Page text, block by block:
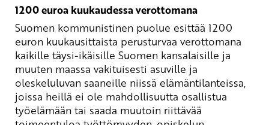
1200 euroa kuukaudessa verottomana
Suomen kommunistinen puolue esittää 1200
euron kuukausittaista perusturvaa verottomana
kaikille täysi-ikäisille Suomen kansalaisille ja
muuten maassa vakituisesti asuville ja
oleskeluluvan saaneille niissä elämäntilanteissa,
joissa heillä ei ole mahdollisuutta osallistua
työelämään tai saada muutoin riittävää